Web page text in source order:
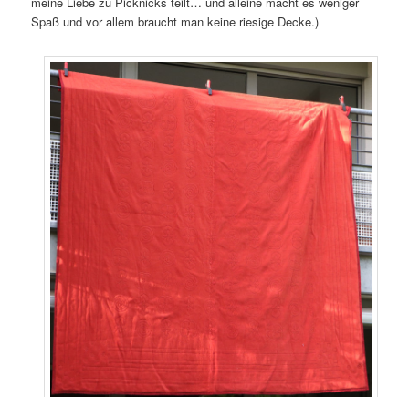
Spaß und vor allem braucht man keine riesige Decke.)